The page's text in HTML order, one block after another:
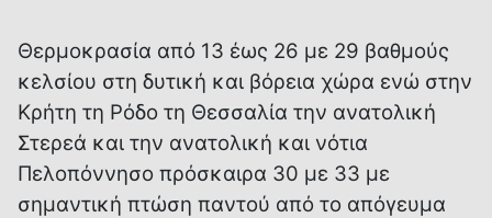
Θερμοκρασία από 13 έως 26 με 29 βαθμούς
κελσίου στη δυτική και βόρεια χώρα ενώ στην
Κρήτη τη Ρόδο τη Θεσσαλία την ανατολική
Στερεά και την ανατολική και νότια
Πελοπόννησο πρόσκαιρα 30 με 33 με
σημαντική πτώση παντού από το απόγευμα